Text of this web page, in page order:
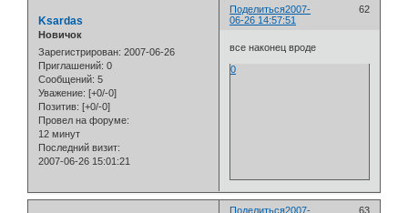
Поделиться 62
2007-
06-26 14:57:51
Ksardas
Новичок
Зарегистрирован: 2007-06-26
Приглашений: 0
Сообщений: 5
Уважение: [+0/-0]
Позитив: [+0/-0]
Провел на форуме:
12 минут
Последний визит:
2007-06-26 15:01:21
все наконец вроде
0
Поделиться 63
2007-